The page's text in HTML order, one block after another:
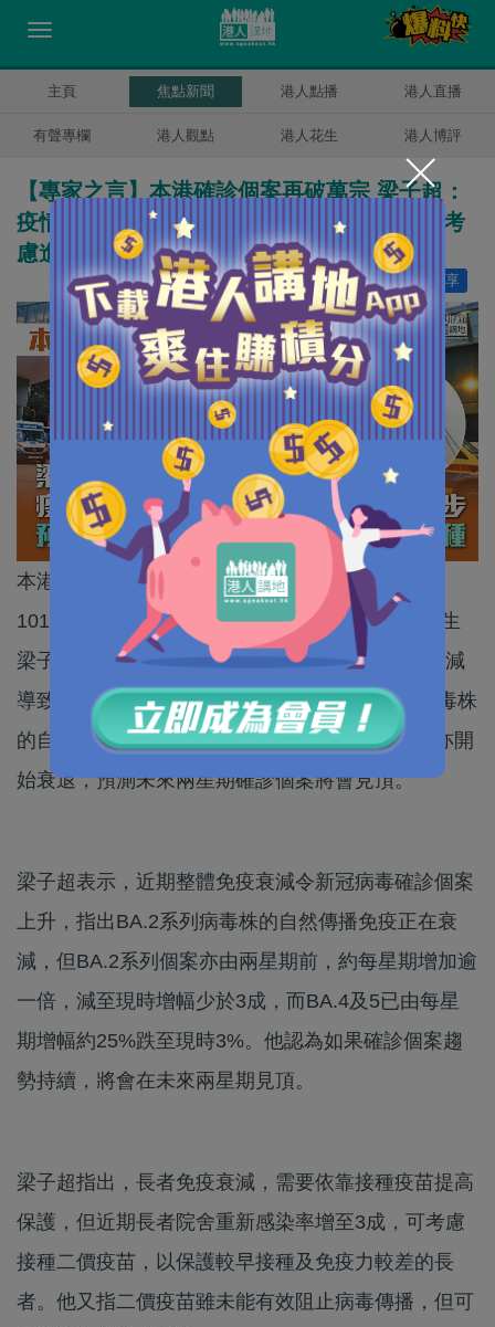
主頁 焦點新聞 港人點播 港人直播
有聲專欄 港人觀點 港人花生 港人博評
【專家之言】本港確診個案再破萬宗 梁子超：
疫情趨勢呈衰退、料兩周後見頂 何栢良：可考
慮進一步開放二價疫苗接種
分享
讚好 6
本港昨日（1日）單日新增新冠病毒確診個案達
10137宗，重上近3個月高位。呼吸系統科專科醫生
梁子超今日（2日）在電台節目表示，整體免疫衰減
導致新冠病毒確診個案上升，特別為BA.2系列病毒株
的自然傳播免疫正在衰減，但認為確診個案趨勢亦開
始衰退，預測未來兩星期確診個案將會見頂。
梁子超表示，近期整體免疫衰減令新冠病毒確診個案
上升，指出BA.2系列病毒株的自然傳播免疫正在衰
減，但BA.2系列個案亦由兩星期前，約每星期增加逾
一倍，減至現時增幅少於3成，而BA.4及5已由每星
期增幅約25%跌至現時3%。他認為如果確診個案趨
勢持續，將會在未來兩星期見頂。
梁子超指出，長者免疫衰減，需要依靠接種疫苗提高
保護，但近期長者院舍重新感染率增至3成，可考慮
接種二價疫苗，以保護較早接種及免疫力較差的長
者。他又指二價疫苗雖未能有效阻止病毒傳播，但可